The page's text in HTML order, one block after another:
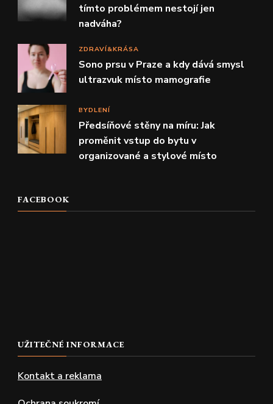
tímto problémem nestojí jen
nadváha?
ZDRAVÍ&KRÁSA
Sono prsu v Praze a kdy dává smysl
ultrazvuk místo mamografie
BYDLENÍ
Předsíňové stěny na míru: Jak
proměnit vstup do bytu v
organizované a stylové místo
FACEBOOK
UŽITEČNÉ INFORMACE
Kontakt a reklama